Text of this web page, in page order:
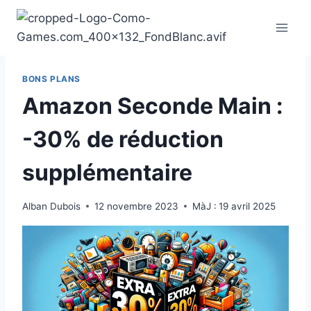
Aller
contenu
BONS PLANS
Amazon Seconde Main :
-30% de réduction
supplémentaire
Alban Dubois 12 novembre 2023 MàJ : 19 avril 2025